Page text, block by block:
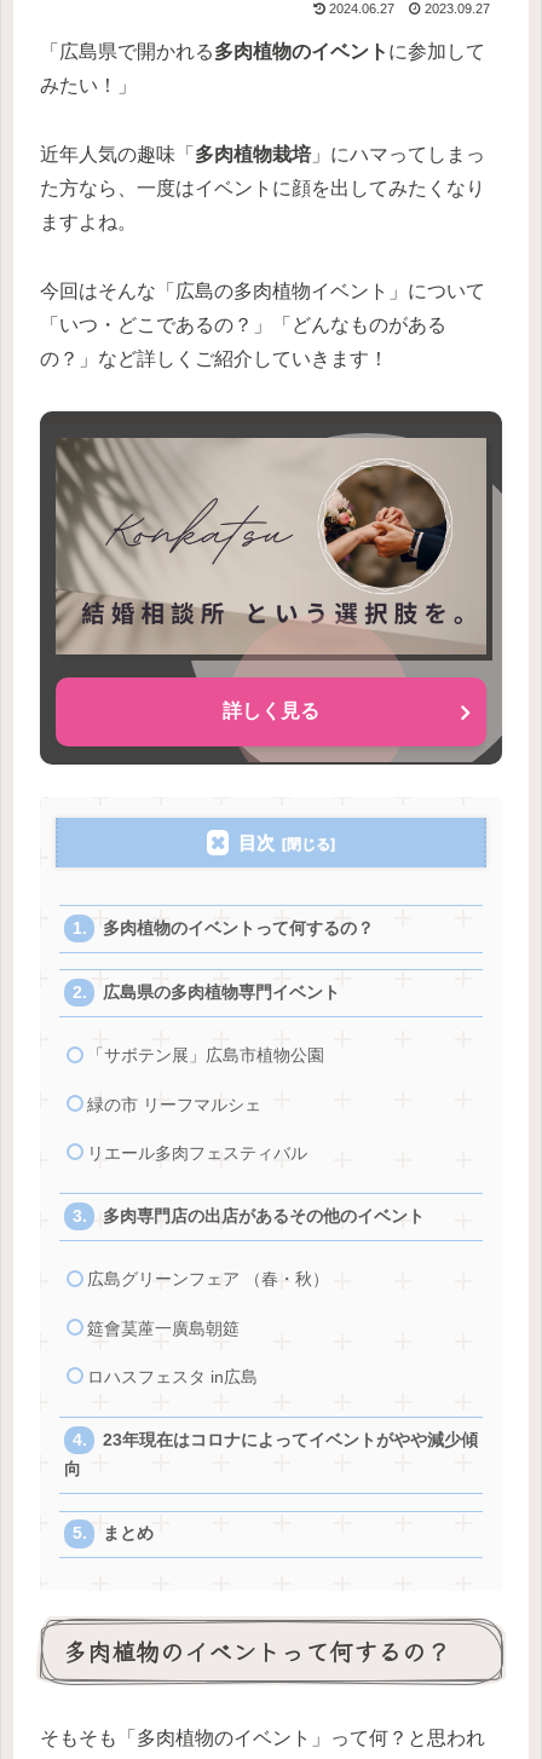
2024.06.27 2023.09.27
「広島県で開かれる多肉植物のイベント に参加して
みたい！」
近年人気の趣味「 多肉植物栽培」にハマってしまっ
た方なら、一度はイベントに顔を出してみたくなり
ますよね。
今回はそんな「広島の多肉植物イベント」について
「いつ・どこであるの？」「どんなものがある
の？」など詳しくご紹介していきます！
詳しく見る
目次
多肉植物のイベントって何するの？
広島県の多肉植物専門イベント
「サボテン展」広島市植物公園
緑の市 リーフマルシェ
リエール多肉フェスティバル
多肉専門店の出店があるその他のイベント
広島グリーンフェア （春・秋）
筵會茣蓙一廣島朝筵
ロハスフェスタ in広島
23年現在はコロナによってイベントがやや減少傾
向
まとめ
多肉植物のイベントって何するの？
そもそも「多肉植物のイベント」って何？と思われ